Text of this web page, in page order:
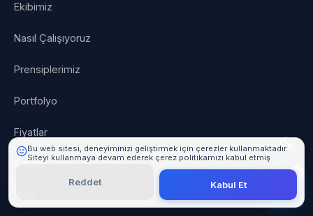
Ekibimiz
Nasıl Çalışıyoruz
Prensiplerimiz
Portfolyo
Fiyatlar
Kariyer
Bu web sitesi, deneyiminizi geliştirmek için çerezler kullanmaktadır.
Siteyi kullanmaya devam ederek çerez politikamızı kabul etmiş
Reddet Kabul Et
Çevrimiçi